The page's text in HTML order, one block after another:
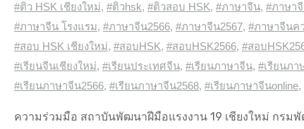
#ติว HSK เชียงใหม่, #ติวhsk, #ติวสอบ HSK, #ภาษาจีน, #ภาษา
#ภาษาจีน โรงแรม, #ภาษาจีน2566, #ภาษาจีน2567, #ภาษาจีนค
#สอบ HSK เชียงใหม่, #สอบHSK, #สอบHSK2566, #สอบ
#เรียนจีนเชียงใหม่, #เรียนประเทศจีน, #เรียนภาษาจีน, #เรียนภา
#เรียนภาษาจีน2566, #เรียนภาษาจีน2568, #เรียนภาษาจีนonline,
ความร่วมมือ สถาบันพัฒนาฝีมือแรงงาน 19 เชียงใหม่ กรม